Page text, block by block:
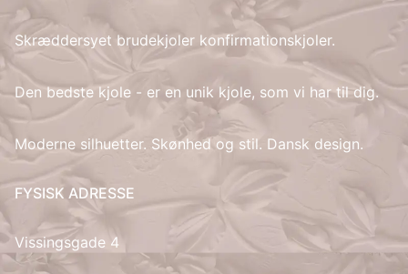
IT
LV
LT
Skræddersyet brudekjoler konfirmationskjoler.
Den bedste kjole - er en unik kjole, som vi har til dig.
Moderne silhuetter. Skønhed og stil. Dansk design.
FYSISK ADRESSE
Vissingsgade 4